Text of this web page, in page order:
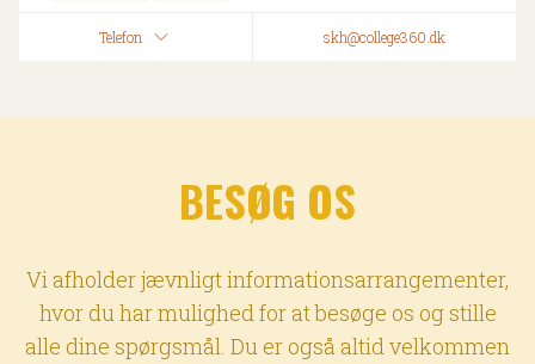
Telefon skh@college360.dk
BESØG OS
Vi afholder jævnligt informationsarrangementer,
hvor du har mulighed for at besøge os og stille
alle dine spørgsmål. Du er også altid velkommen